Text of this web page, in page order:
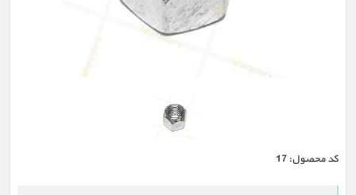
كد محصول: 17